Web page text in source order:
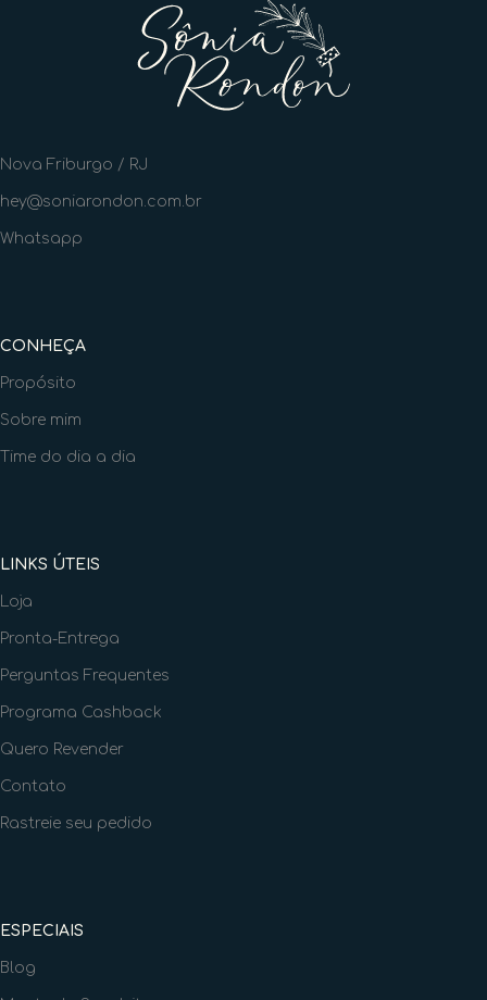
Nova Friburgo / RJ
hey@soniarondon.com.br
Whatsapp
CONHEÇA
Propósito
Sobre mim
Time do dia a dia
LINKS ÚTEIS
Loja
Pronta-Entrega
Perguntas Frequentes
Programa Cashback
Quero Revender
Contato
Rastreie seu pedido
ESPECIAIS
Blog